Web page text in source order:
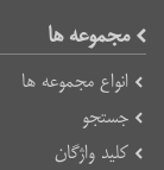
مجموعه ها
انواع مجموعه ها
جستجو
کلید واژگان